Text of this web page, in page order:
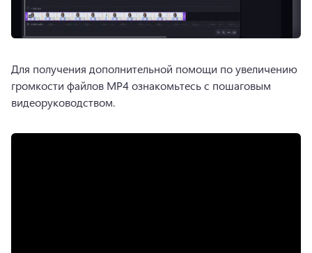
Для получения дополнительной помощи по увеличению
громкости файлов MP4 ознакомьтесь с пошаговым
видеоруководством.